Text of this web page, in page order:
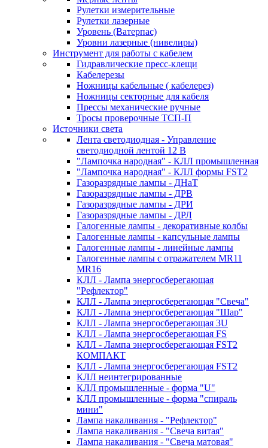
Рулетки измерительные
Рулетки лазерные
Уровень (Ватерпас)
Уровни лазерные (нивелиры)
Инструмент для работы с кабелем
Гидравлические пресс-клещи
Кабелерезы
Ножницы кабельные ( кабелерез)
Ножницы секторные для кабеля
Прессы механические ручные
Тросы проверочные ТСП-П
Источники света
Лента светодиодная - Управление
светодиодной лентой 12 В
"Лампочка народная" - КЛЛ промышленная
"Лампочка народная" - КЛЛ формы FST2
Газоразрядные лампы - ДНаТ
Газоразрядные лампы - ДРВ
Газоразрядные лампы - ДРИ
Газоразрядные лампы - ДРЛ
Галогенные лампы - декоративные колбы
Галогенные лампы - капсульные лампы
Галогенные лампы - линейные лампы
Галогенные лампы с отражателем MR11
MR16
КЛЛ - Лампа энергосберегающая
"Рефлектор"
КЛЛ - Лампа энергосберегающая "Свеча"
КЛЛ - Лампа энергосберегающая "Шар"
КЛЛ - Лампа энергосберегающая 3U
КЛЛ - Лампа энергосберегающая FS
КЛЛ - Лампа энергосберегающая FST2
КОМПАКТ
КЛЛ - Лампа энергосберегающая FSТ2
КЛЛ неинтегрированные
КЛЛ промышленные - форма "U"
КЛЛ промышленные - форма "спираль
мини"
Лампа накаливания - "Рефлектор"
Лампа накаливания - "Свеча витая"
Лампа накаливания - "Свеча матовая"